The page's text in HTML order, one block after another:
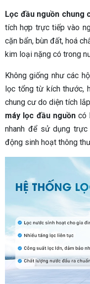
Lọc đầu nguồn chung
tích hợp trực tiếp vào
cặn bẩn, bùn đất, hoá
kim loại nặng có trong
Không giống như các
lọc tổng từ kích thước,
chung cư do diện tích
máy lọc đầu nguồn có
nhanh để sử dụng
động sinh hoạt thông